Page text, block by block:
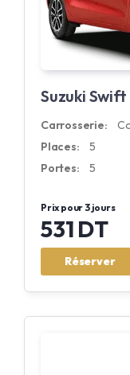
Suzuki Swift
Carrosserie:
Places:
5
Portes:
5
Prix pour 3 jours
531 DT
Réserver